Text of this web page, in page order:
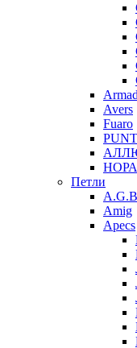
Avers
Fuaro
Петли
Amig
Apecs